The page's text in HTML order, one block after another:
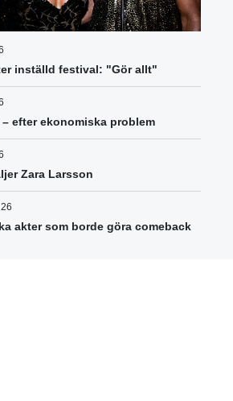
inställd festival: "Gör allt"
efter ekonomiska problem
Zara Larsson
akter som borde göra comeback